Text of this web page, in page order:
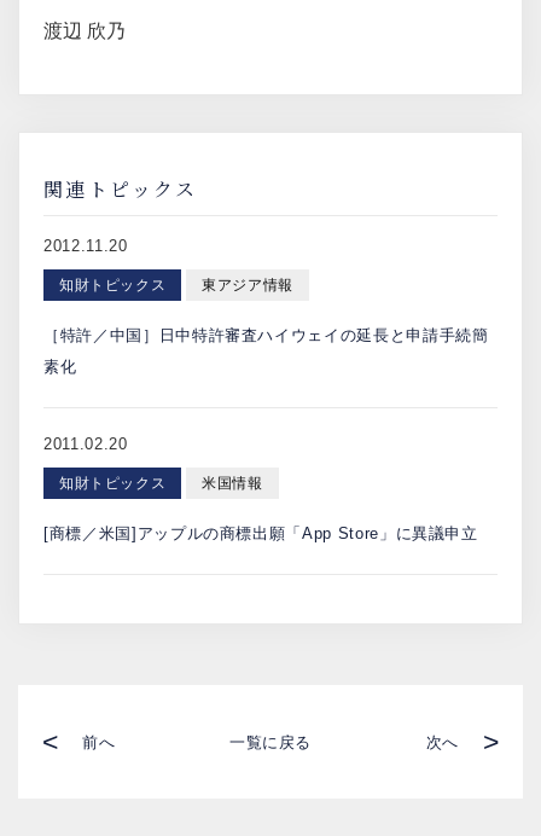
渡辺 欣乃
関連トピックス
2012.11.20
知財トピックス 東アジア情報
［特許／中国］日中特許審査ハイウェイの延長と申請手続簡
素化
2011.02.20
知財トピックス 米国情報
[商標／米国]アップルの商標出願「App Store」に異議申立
< 前へ 一覧に戻る 次へ >